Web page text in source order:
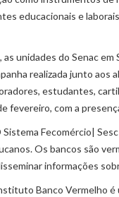
educacionais e
unidades do Senac
realizada junto aos
estudantes,
fevereiro, com a
Fecomércio|
Os bancos são
informações
Banco Vermelho é